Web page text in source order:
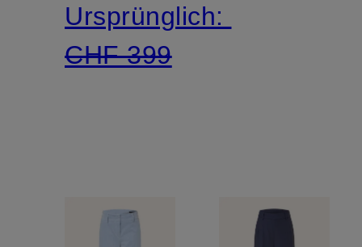
Ursprünglich:
CHF 399